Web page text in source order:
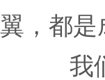
翼，都是
我